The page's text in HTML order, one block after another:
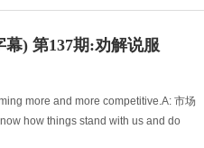
) 第137期:劝解说服
more and more competitive.A: 市场
how things stand with us and do